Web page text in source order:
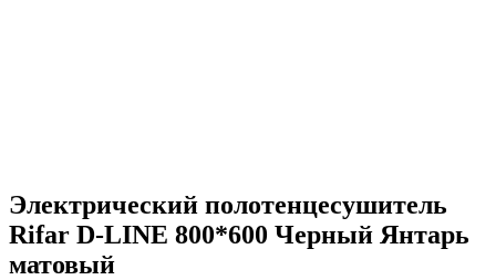
Электрический полотенцесушитель
Rifar D-LINE 800*600 Черный Янтарь
матовый